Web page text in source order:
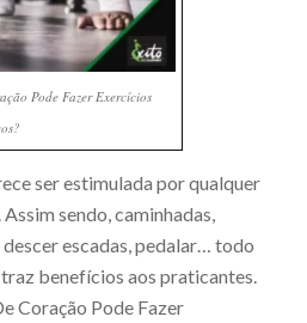
Pode Fazer Exercícios
ser estimulada por qualquer
sendo, caminhadas,
escadas, pedalar… todo
benefícios aos praticantes.
Coração Pode Fazer